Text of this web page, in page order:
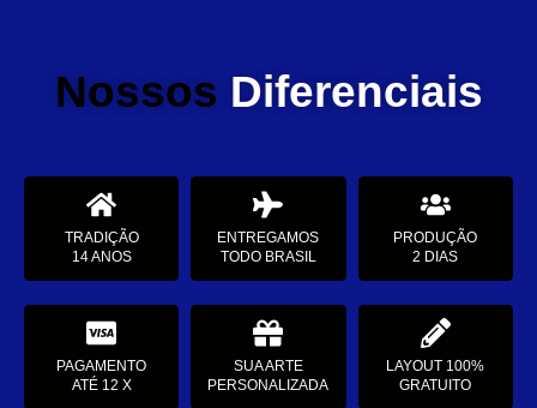
Nossos Diferenciais
TRADIÇÃO
14 ANOS
ENTREGAMOS
TODO BRASIL
PRODUÇÃO
2 DIAS
PAGAMENTO
ATÉ 12 X
SUA ARTE
PERSONALIZADA
LAYOUT 100%
GRATUITO